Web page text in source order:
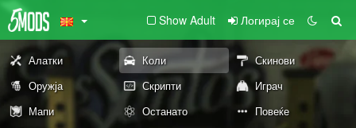
Show Adult Логирај се
Алатки Коли
Скинови
Оружја
Скрипти
Играч
Мапи
Останато Повеќе